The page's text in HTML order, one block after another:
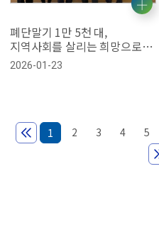
폐단말기 1만 5천 대,
지역사회를 살리는 희망으로
돌아오다
2026-01-23
1 2 3 4 5